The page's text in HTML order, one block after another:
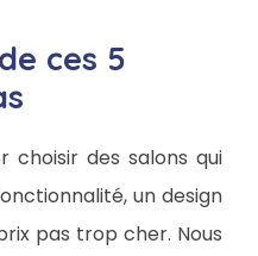
ces 5
choisir des salons qui
un design
pas trop cher. Nous